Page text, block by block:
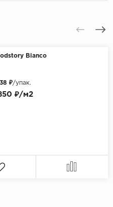
Bianco
₽/м2
₽/упак.